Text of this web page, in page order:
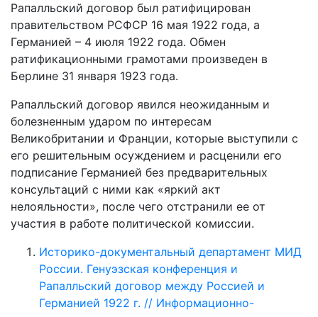
Рапалльский договор был ратифицирован
правительством РСФСР 16 мая 1922 года, а
Германией – 4 июля 1922 года. Обмен
ратификационными грамотами произведен в
Берлине 31 января 1923 года.
Рапалльский договор явился неожиданным и
болезненным ударом по интересам
Великобритании и Франции, которые выступили с
его решительным осуждением и расценили его
подписание Германией без предварительных
консультаций с ними как «яркий акт
нелояльности», после чего отстранили ее от
участия в работе политической комиссии.
Историко-документальный департамент МИД
России. Генуэзская конференция и
Рапалльский договор между Россией и
Германией 1922 г. // Информационно-